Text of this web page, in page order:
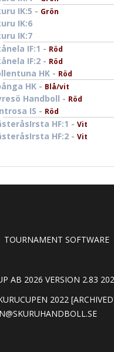
IK:5 - Grön
IK:6
IK:7
IF:1 - Röd
IF:2 - Röd
HK - Röd
HK - Blå/vit
Handboll - Röd
IS - Röd
HF:1 - Vit
HF:2 - Vit
TOURNAMENT SOFTWARE
AB 2026 VERSION 2.83
2022